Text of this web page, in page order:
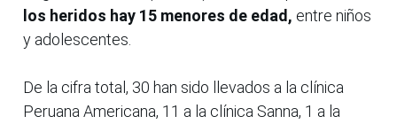
los heridos hay 15 menores de edad, entre niños
y adolescentes.
De la cifra total, 30 han sido llevados a la clínica
Peruana Americana, 11 a la clínica Sanna, 1 a la